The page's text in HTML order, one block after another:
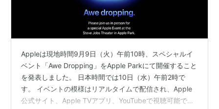
Appleは現地時間9月9日（火）午前10時、スペシャルイ
ベント「Awe Dropping」をApple Parkにて開催すること
を発表しました。 日本時間では10日（水）午前2時で
す。 イベントの模様はリアルタイムで配信され、Apple
公式サイト、Apple TVアプリ、YouTubeで視聴可能で